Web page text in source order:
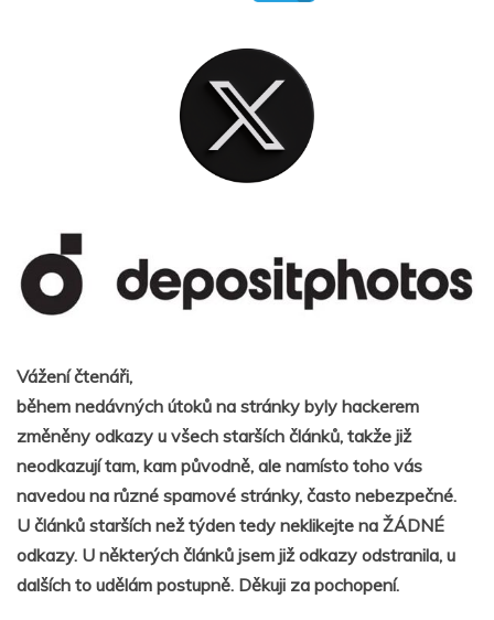
Vážení čtenáři,
během nedávných útoků na stránky byly hackerem
změněny odkazy u všech starších článků, takže již
neodkazují tam, kam původně, ale namísto toho vás
navedou na různé spamové stránky, často nebezpečné.
U článků starších než týden tedy neklikejte na ŽÁDNÉ
odkazy. U některých článků jsem již odkazy odstranila, u
dalších to udělám postupně. Děkuji za pochopení.